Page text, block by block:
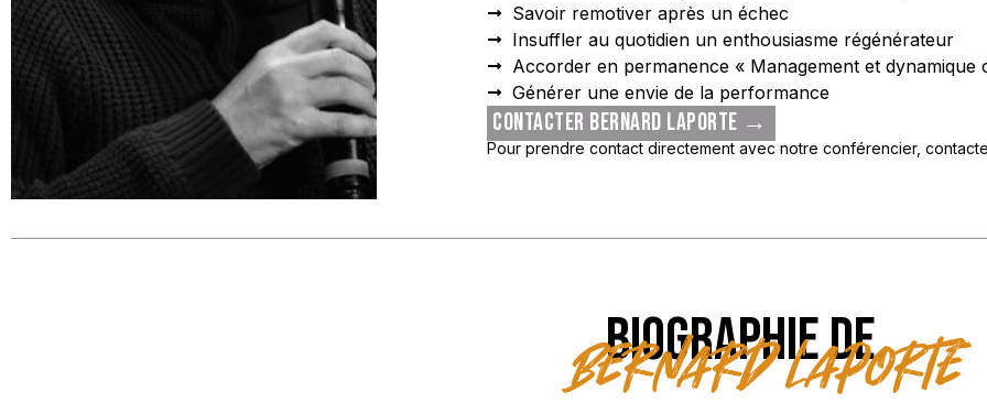
Savoir remotiver après un échec
Insuffler au quotidien un enthousiasme régénérateur
Accorder en permanence « Management et dynamique
Générer une envie de la performance
CONTACTER BERNARD LAPORTE →
Pour prendre contact directement avec notre conférencier,
BIOGRAPHIE DE
Bernard Laporte